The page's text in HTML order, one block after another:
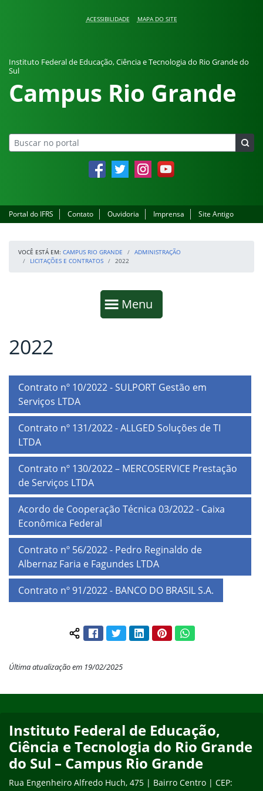
ACESSIBILIDADE MAPA DO SITE
Instituto Federal de Educação, Ciência e Tecnologia do Rio Grande do
Sul
Campus Rio Grande
Facebook Twitter InstagramYouTube
Portal do IFRS Contato Ouvidoria Imprensa Site Antigo
VOCÊ ESTÁ EM: CAMPUS RIO GRANDE
ADMINISTRAÇÃO
LICITAÇÕES E CONTRATOS
2022
Mostrar
Menu
Fim da navegação
Início do conteúdo
2022
Contrato nº 10/2022 - SULPORT Gestão em
Serviços LTDA
Contrato nº 131/2022 - ALLGED Soluções de TI
LTDA
Contrato nº 130/2022 – MERCOSERVICE Prestação
de Serviços LTDA
Acordo de Cooperação Técnica 03/2022 - Caixa
Econômica Federal
Contrato nº 56/2022 - Pedro Reginaldo de
Albernaz Faria e Fagundes LTDA
Contrato nº 91/2022 - BANCO DO BRASIL S.A.
Compartilhar conteúdo:
FacebookTwitterLinkedInPinterestWhatsApp
Última atualização em 19/02/2025
Instituto Federal de Educação,
Ciência e Tecnologia do Rio Grande
do Sul – Campus Rio Grande
Rua Engenheiro Alfredo Huch, 475 | Bairro Centro | CEP: